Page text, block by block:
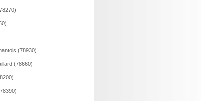
(78930)
(78660)